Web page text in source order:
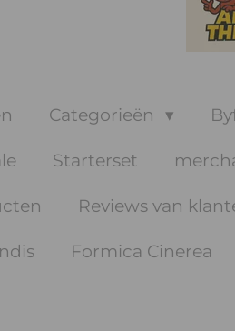
Categorieën
Starterset
Reviews van
Formica Cinerea